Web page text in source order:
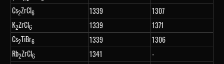
Cs2ZrCl6 1339
1307
K2ZrCl6 1339
1371
Cs2TiBr6 1339
1306
Rb2ZrCl6 1341
-